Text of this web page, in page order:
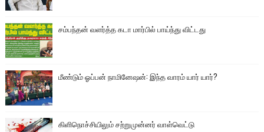
சம்பந்தன் வளர்த்த கடா மார்பில் பாய்ந்து விட்டது
மீண்டும் ஓப்பன் நாமினேஷன்: இந்த வாரம் யார் யார்?
கிளிநொச்சியிலும் சற்றுமுன்னர் வாள்வெட்டு